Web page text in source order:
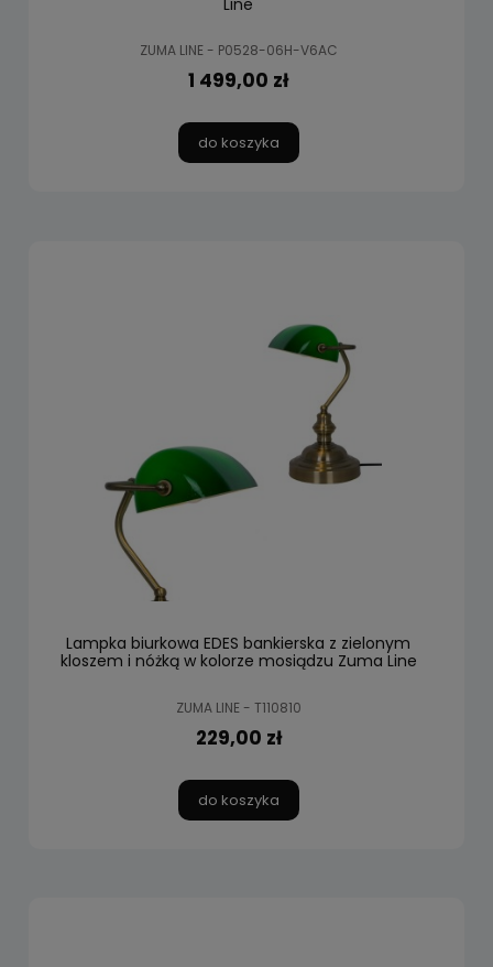
ZUMA LINE - P0528-06H-V6AC
1 499,00 zł
do koszyka
Lampka biurkowa EDES bankierska z zielonym
kloszem i nóżką w kolorze mosiądzu Zuma Line
ZUMA LINE - T110810
229,00 zł
do koszyka